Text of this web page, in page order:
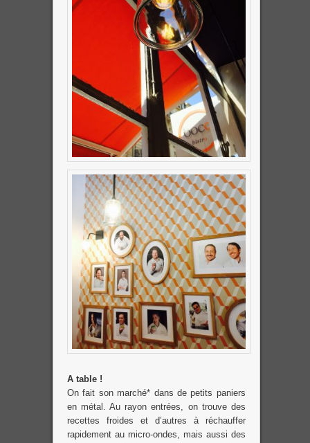
A table !
On fait son marché* dans de petits paniers
en métal. Au rayon entrées, on trouve des
recettes froides et d’autres à réchauffer
rapidement au micro-ondes, mais aussi des